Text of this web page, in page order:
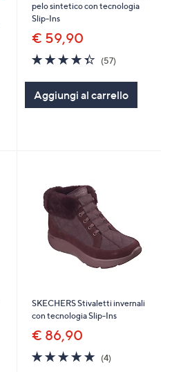
pelo sintetico con tecnologia
Slip-Ins
€ 59,90
4.3
of
5
Stars
(57)57
Aggiungi al carrello
SKECHERS Stivaletti invernali
con tecnologia Slip-Ins
€ 86,90
4.8
of
(4)